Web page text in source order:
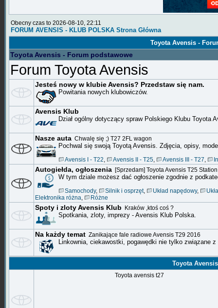
Obecny czas to 2026-08-10, 22:11
FORUM AVENSIS - KLUB POLSKA Strona Główna
Toyota Avensis -
Toyota Avensis - Forum podstawowe
Forum Toyota Avensis
Jesteś nowy w klubie Avensis? Przedstaw się nam.
Powitania nowych klubowiczów.
Avensis Klub
Dział ogólny dotyczący spraw Polskiego Klubu Toyota
Nasze auta Chwalę się ;) T27 2FL wagon
Pochwal się swoją Toyotą Avensis. Zdjęcia, opisy,
Avensis I - T22, Avensis II - T25, Avensis III - T27,
Autogiełda, ogłoszenia [Sprzedam] Toyota Avensis T25
W tym dziale możesz dać ogłoszenie zgodnie z
Samochody, Silnik i osprzęt, Układ napędowy,
Elektronika różna, Różne
Spoty i zloty Avensis Klub Kraków ,ktoś coś ?
Spotkania, zloty, imprezy - Avensis Klub Polska.
Na każdy temat Zanikające fale radiowe Avensis T29 2016
Linkownia, ciekawostki, pogawędki nie tylko związane
Toyota
Toyota avensis t27